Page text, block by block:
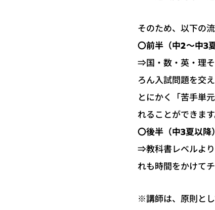
そのため、以下の
〇前半（中2〜中3
⇒国・数・英・理
ろん入試問題を交
とにかく「苦手単
れることができます
〇後半（中3夏以降）
⇒教科書レベルよ
れも時間をかけて
※講師は、原則と